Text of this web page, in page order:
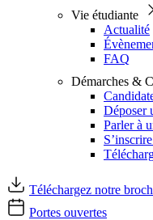
Vie étudiante
Actualité
FAQ
Démarches &
Déposer
Parler à
Téléchargez notre
Portes ouvertes